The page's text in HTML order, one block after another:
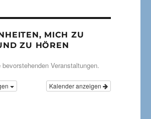
MICH ZU
ZU HÖREN
Veranstaltungen.
Kalender anzeigen